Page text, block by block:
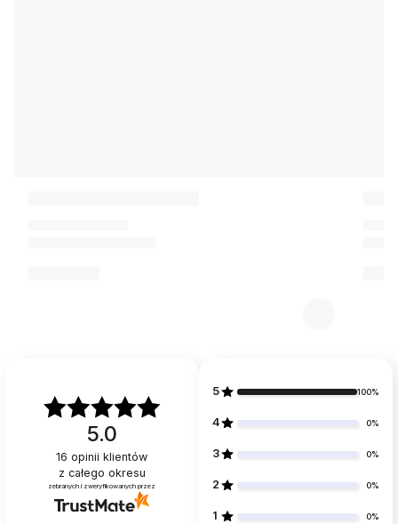
5.0
16 opinii klientów
z całego okresu
zebranych i zweryfikowanych przez
5 100%
4 0%
3 0%
2 0%
1 0%